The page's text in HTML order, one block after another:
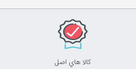
کالا هاي اصل